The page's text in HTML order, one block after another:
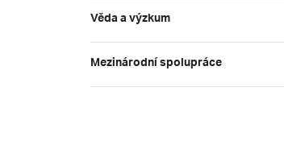
Věda a výzkum
Mezinárodní spolupráce